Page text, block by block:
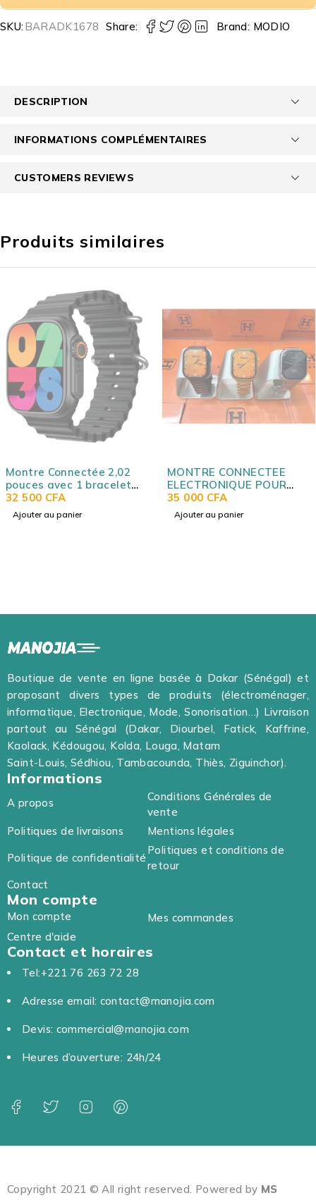
SKU:BARADK1678 Share: Brand: MODIO
DESCRIPTION
INFORMATIONS COMPLÉMENTAIRES
CUSTOMERS REVIEWS
Produits similaires
Montre Connectée 2,02
pouces avec 1 bracelet
supplémentaire (orange)
Chargeur sans fil, noir G-
TAB FT8 SMART WATCH
32 500 CFA
Ajouter au panier
MONTRE CONNECTEE
ELECTRONIQUE POUR
HOMMES ET FEMMES
AVEC MULTIPLES
BRACELETS AMAX
35 000 CFA
Ajouter au panier
Boutique de vente en ligne basée à Dakar (Sénégal) et
proposant divers types de produits (électroménager,
informatique, Electronique, Mode, Sonorisation…) Livraison
partout au Sénégal (Dakar, Diourbel, Fatick, Kaffrine,
Kaolack, Kédougou, Kolda, Louga, Matam
Saint-Louis, Sédhiou, Tambacounda, Thiès, Ziguinchor).
Informations
A propos
Conditions Générales de
vente
Politiques de livraisons
Mentions légales
Politique de confidentialité
Politiques et conditions de
retour
Contact
Mon compte
Mon compte
Mes commandes
Centre d'aide
Contact et horaires
Tel:+221 76 263 72 28
Adresse email: contact@manojia.com
Devis: commercial@manojia.com
Heures d’ouverture: 24h/24
Copyright 2021 © All right reserved. Powered by MS